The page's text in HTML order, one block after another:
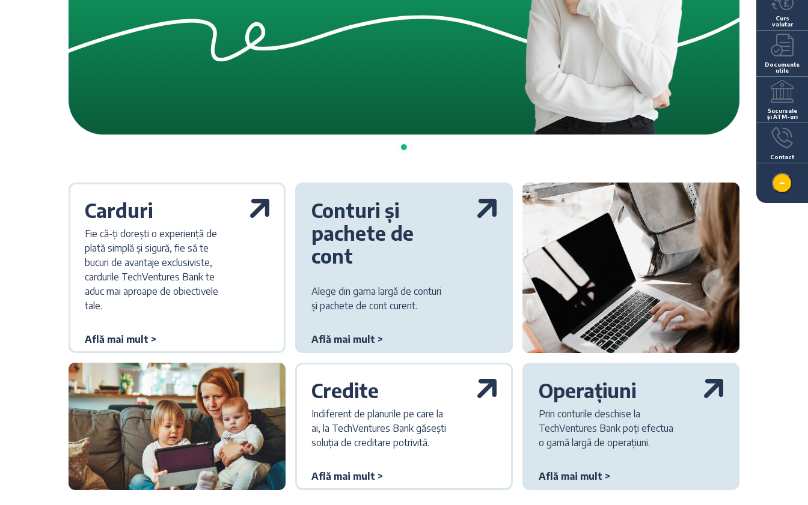
Curs
valutar
Documente
utile
Sucursale
și ATM-uri
Contact
Carduri
Fie că-ți dorești o experiență de
plată simplă și sigură, fie să te
bucuri de avantaje exclusiviste,
cardurile TechVentures Bank te
aduc mai aproape de obiectivele
tale.
Află mai mult >
Conturi și
pachete de
cont
Alege din gama largă de conturi
și pachete de cont curent.
Află mai mult >
Credite
Indiferent de planurile pe care la
ai, la TechVentures Bank găsești
soluția de creditare potrivită.
Află mai mult >
Operațiuni
Prin conturile deschise la
TechVentures Bank poți efectua
o gamă largă de operațiuni.
Află mai mult >